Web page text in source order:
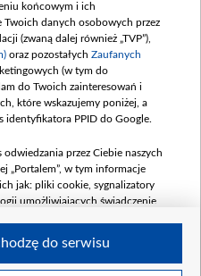
końcowym i ich
Twoich danych osobowych przez
(zwaną dalej również „TVP”),
oraz pozostałych Zaufanych
(w tym do
do Twoich zainteresowań i
które wskazujemy poniżej, a
identyfikatora PPID do Google.
przez Ciebie naszych
„Portalem”, w tym informacje
jak: pliki cookie, sygnalizatory
umożliwiających świadczenie
do serwisu